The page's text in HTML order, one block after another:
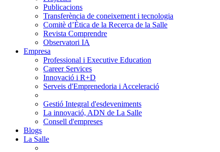
Publicacions
Transferència de coneixement i tecnologia
Comitè d’Ètica de la Recerca de la Salle
Revista Comprendre
Observatori IA
Empresa
Professional i Executive Education
Career Services
Innovació i R+D
Serveis d'Emprenedoria i Acceleració
Gestió Integral d'esdeveniments
La innovació, ADN de La Salle
Consell d'empreses
Blogs
La Salle